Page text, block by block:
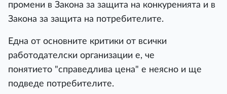
промени в Закона за защита на конкуренията и в
Закона за защита на потребителите.
Една от основните критики от всички
работодателски организации е, че
понятието "справедлива цена" е неясно и ще
подведе потребителите.